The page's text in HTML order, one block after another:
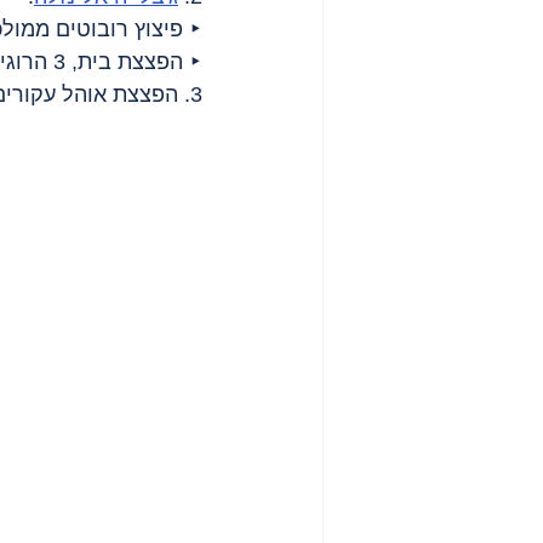
‣ פיצוץ רובוטים
‣ הפצצת בית, 3 הרוגים.
3. הפצצת אוהל עקורים באל סודאנייה, 4 הרוגים.